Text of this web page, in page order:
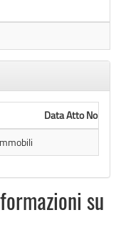
Data Atto Nomina
su